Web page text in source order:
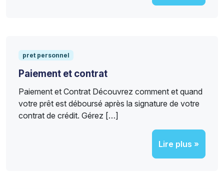
pret personnel
Paiement et contrat
Paiement et Contrat Découvrez comment et quand
votre prêt est déboursé après la signature de votre
contrat de crédit. Gérez […]
Lire plus »